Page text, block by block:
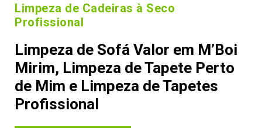
Limpeza de Cadeiras à Seco
Profissional
Limpeza de Sofá Valor em M’Boi
Mirim, Limpeza de Tapete Perto
de Mim e Limpeza de Tapetes
Profissional